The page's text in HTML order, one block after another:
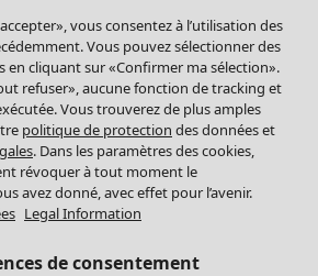
vous consentez à l’utilisation des
Vous pouvez sélectionner des
en cliquant sur «Confirmer ma sélection».
refuser», aucune fonction de tracking et
Vous trouverez de plus amples
politique de protection des données et
. Dans les paramètres des cookies,
révoquer à tout moment le
avez donné, avec effet pour l’avenir.
Legal Information
de consentement